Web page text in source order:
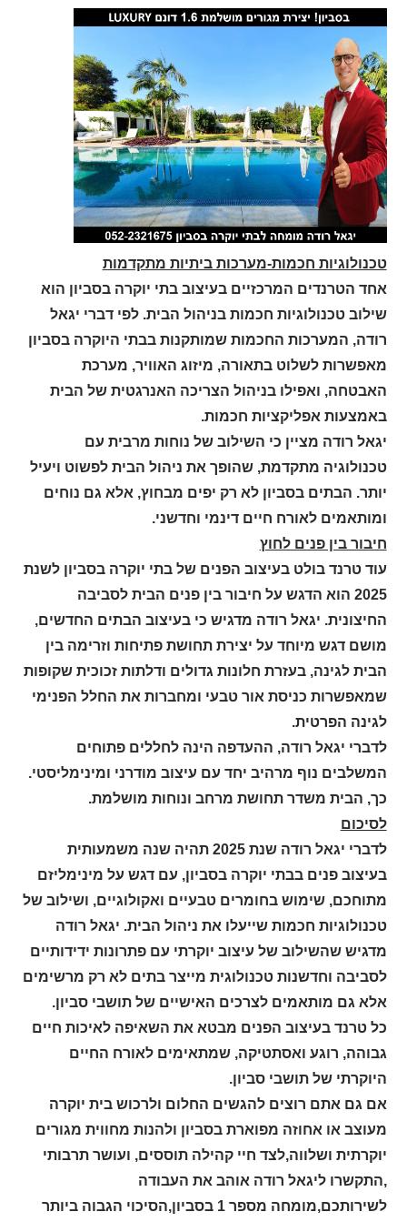
טכנולוגיות חכמות-מערכות ביתיות מתקדמות
אחד הטרנדים המרכזיים בעיצוב בתי יוקרה בסביון הוא
שילוב טכנולוגיות חכמות בניהול הבית. לפי דברי יגאל
רודה, המערכות החכמות שמותקנות בבתי היוקרה בסביון
מאפשרות לשלוט בתאורה, מיזוג האוויר, מערכת
האבטחה, ואפילו בניהול הצריכה האנרגטית של הבית
באמצעות אפליקציות חכמות.
יגאל רודה מציין כי השילוב של נוחות מרבית עם
טכנולוגיה מתקדמת, שהופך את ניהול הבית לפשוט ויעיל
יותר. הבתים בסביון לא רק יפים מבחוץ, אלא גם נוחים
ומותאמים לאורח חיים דינמי וחדשני.
חיבור בין פנים לחוץ
עוד טרנד בולט בעיצוב הפנים של בתי יוקרה בסביון לשנת
2025 הוא הדגש על חיבור בין פנים הבית לסביבה
החיצונית. יגאל רודה מדגיש כי בעיצוב הבתים החדשים,
מושם דגש מיוחד על יצירת תחושת פתיחות וזרימה בין
הבית לגינה, בעזרת חלונות גדולים ודלתות זכוכית שקופות
שמאפשרות כניסת אור טבעי ומחברות את החלל הפנימי
לגינה הפרטית.
לדברי יגאל רודה, ההעדפה הינה לחללים פתוחים
המשלבים נוף מרהיב יחד עם עיצוב מודרני ומינימליסטי.
כך, הבית משדר תחושת מרחב ונוחות מושלמת.
לסיכום
לדברי יגאל רודה שנת 2025 תהיה שנה משמעותית
בעיצוב פנים בבתי יוקרה בסביון, עם דגש על מינימליזם
מתוחכם, שימוש בחומרים טבעיים ואקולוגיים, ושילוב של
טכנולוגיות חכמות שייעלו את ניהול הבית. יגאל רודה
מדגיש שהשילוב של עיצוב יוקרתי עם פתרונות ידידותיים
לסביבה וחדשנות טכנולוגית מייצר בתים לא רק מרשימים
אלא גם מותאמים לצרכים האישיים של תושבי סביון.
כל טרנד בעיצוב הפנים מבטא את השאיפה לאיכות חיים
גבוהה, רוגע ואסתטיקה, שמתאימים לאורח החיים
היוקרתי של תושבי סביון.
אם גם אתם רוצים להגשים החלום ולרכוש בית יוקרה
מעוצב או אחוזה מפוארת בסביון ולהנות מחווית מגורים
יוקרתית ושלווה,לצד חיי קהילה תוססים, ועושר תרבותי
,התקשרו ליגאל רודה אוהב את העבודה
לשירותכם,מומחה מספר 1 בסביון,הסיכוי הגבוה ביותר